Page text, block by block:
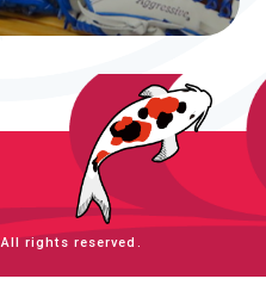
rights reserved.